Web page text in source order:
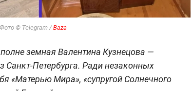
© Telegram /Baza
земная Валентина Кузнецова —
Санкт-Петербурга. Ради незаконных
«Матерью Мира», «супругой Солнечного